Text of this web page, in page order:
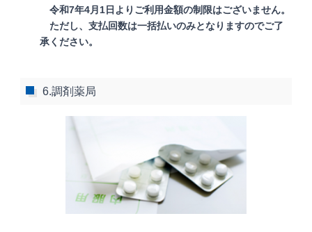
令和7年4月1日よりご利用金額の制限はございません。
ただし、支払回数は一括払いのみとなりますのでご了
承ください。
6.調剤薬局